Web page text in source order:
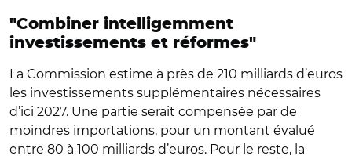
"Combiner intelligemment
investissements et réformes"
La Commission estime à près de 210 milliards d’euros
les investissements supplémentaires nécessaires
d’ici 2027. Une partie serait compensée par de
moindres importations, pour un montant évalué
entre 80 à 100 milliards d’euros. Pour le reste, la